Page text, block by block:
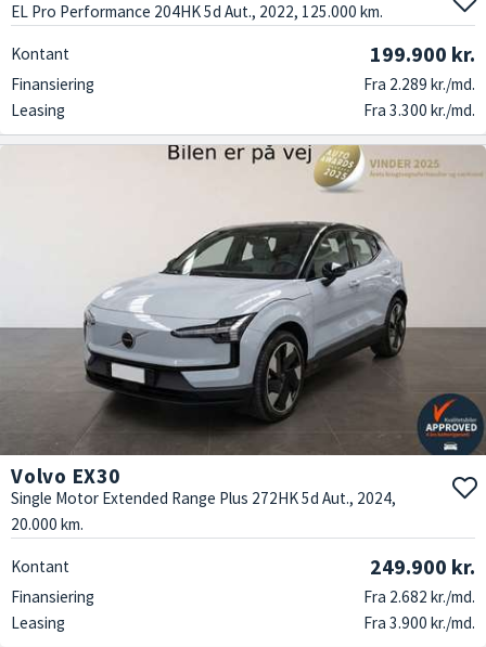
EL Pro Performance 204HK 5d Aut., 2022, 125.000 km.
Kontant 199.900 kr.
Finansiering
Fra 2.289 kr./md.
Leasing
Fra 3.300 kr./md.
Volvo EX30
Single Motor Extended Range Plus 272HK 5d Aut., 2024,
20.000 km.
Kontant 249.900 kr.
Finansiering
Fra 2.682 kr./md.
Leasing
Fra 3.900 kr./md.